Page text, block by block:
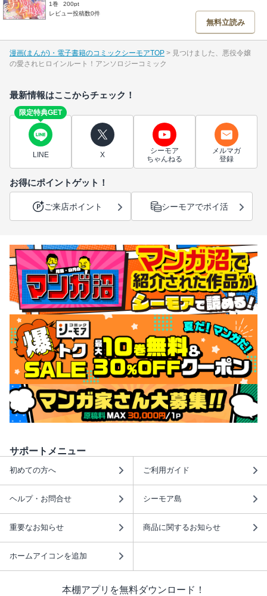
1巻
200pt
レビュー投稿数0件
無料立読み
漫画(まんが)・電子書籍のコミックシーモアTOP
見つけました、悪役令嬢
の愛されヒロインルート！アンソロジーコミック
最新情報はここからチェック！
限定特典GET
LINE X
シーモア
ちゃんねる
メルマガ
登録
お得にポイントゲット！
ご来店ポイント シーモアでポイ活
サポートメニュー
初めての方へ ご利用ガイド
ヘルプ・お問合せ シーモア島
重要なお知らせ 商品に関するお知らせ
ホームアイコンを追加
本棚アプリを無料ダウンロード！